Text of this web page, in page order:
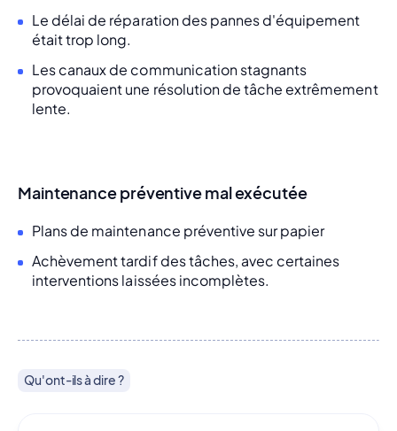
Le délai de réparation des pannes d'équipement
était trop long.
Les canaux de communication stagnants
provoquaient une résolution de tâche extrêmement
lente.
Maintenance préventive mal exécutée
Plans de maintenance préventive sur papier
Achèvement tardif des tâches, avec certaines
interventions laissées incomplètes.
Qu'ont-ils à dire ?